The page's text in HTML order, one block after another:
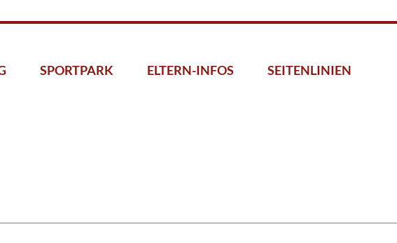
SPORTPARK ELTERN-INFOS SEITENLINIEN